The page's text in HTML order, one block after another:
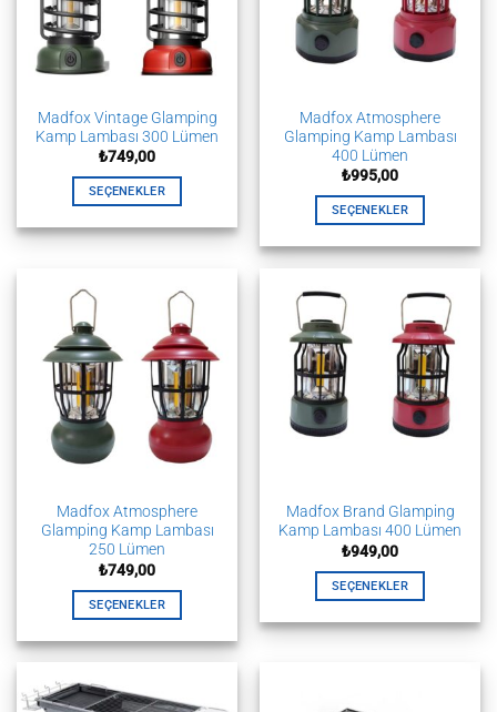
Madfox Vintage Glamping
Kamp Lambası 300 Lümen
₺749,00
SEÇENEKLER
ürünün
varyasyonu
Seçenekler
ürün
sayfasından
seçilebilir
Madfox Atmosphere
Glamping Kamp Lambası
400 Lümen
₺995,00
SEÇENEKLER
ürünün
fazla
varyasyonu
Seçenekler
ürün
sayfasından
Madfox Atmosphere
Glamping Kamp Lambası
250 Lümen
₺749,00
SEÇENEKLER
ürünün
fazla
Madfox Brand Glamping
Kamp Lambası 400 Lümen
₺949,00
SEÇENEKLER
ürünün